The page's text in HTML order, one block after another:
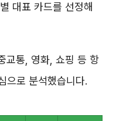
대표 카드를 선정해
교통, 영화, 쇼핑 등 항
으로 분석했습니다.